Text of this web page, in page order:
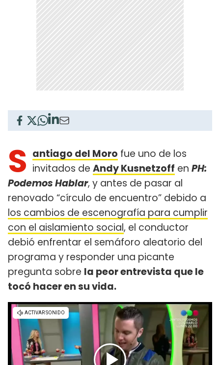
S antiago del Moro fue uno de los
invitados de Andy Kusnetzoff en PH:
Podemos Hablar, y antes de pasar al
renovado “círculo de encuentro” debido a
los cambios de escenografía para cumplir
con el aislamiento social, el conductor
debió enfrentar el semáforo aleatorio del
programa y responder una picante
pregunta sobre la peor entrevista que le
tocó hacer en su vida.